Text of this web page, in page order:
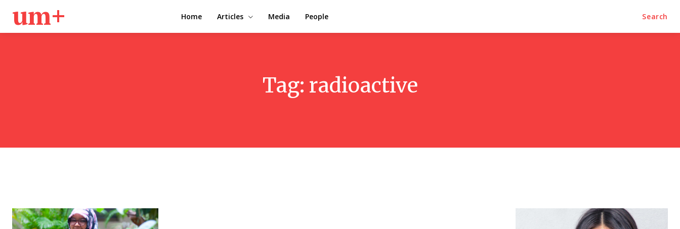
um+ Home Articles Media People Search
Tag: radioactive